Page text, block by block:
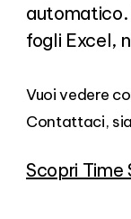
automatico.
fogli Excel,
Vuoi vedere
Contattaci,
Scopri Time